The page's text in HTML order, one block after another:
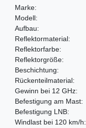
Marke:
Modell:
Aufbau:
Reflektormaterial:
Reflektorfarbe:
Reflektorgröße:
Beschichtung:
Rückenteilmaterial:
Gewinn bei 12 GHz:
Befestigung am Mast:
Befestigung LNB:
Windlast bei 120 km/h: